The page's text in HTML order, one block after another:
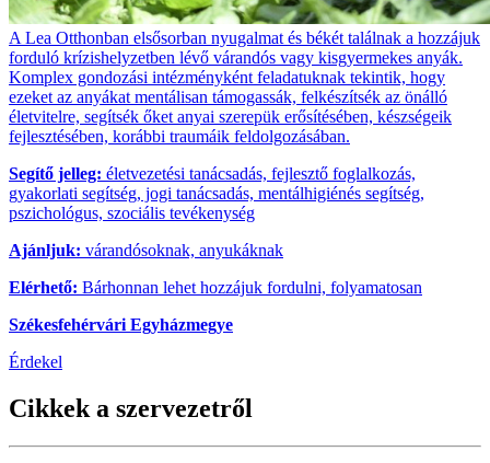
A Lea Otthonban elsősorban nyugalmat és békét találnak a hozzájuk
forduló krízishelyzetben lévő várandós vagy kisgyermekes anyák.
Komplex gondozási intézményként feladatuknak tekintik, hogy
ezeket az anyákat mentálisan támogassák, felkészítsék az önálló
életvitelre, segítsék őket anyai szerepük erősítésében, készségeik
fejlesztésében, korábbi traumáik feldolgozásában.
Segítő jelleg: életvezetési tanácsadás, fejlesztő foglalkozás,
gyakorlati segítség, jogi tanácsadás, mentálhigiénés segítség,
pszichológus, szociális tevékenység
Ajánljuk: várandósoknak, anyukáknak
Elérhető: Bárhonnan lehet hozzájuk fordulni, folyamatosan
Székesfehérvári Egyházmegye
Érdekel
Cikkek a szervezetről